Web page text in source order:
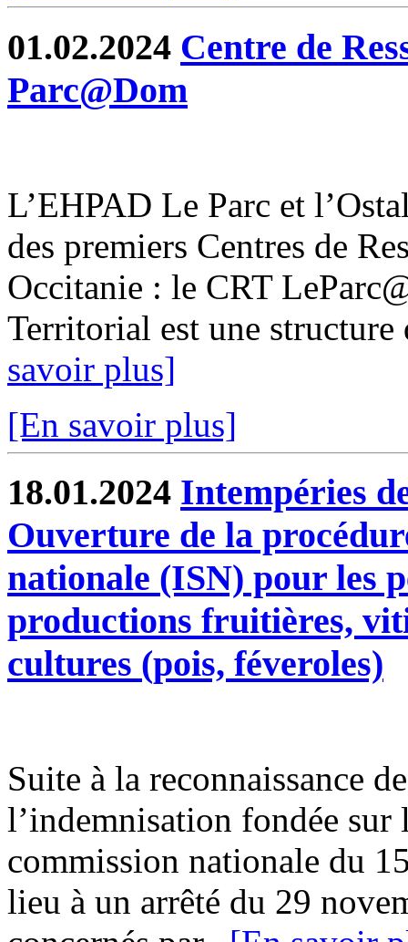
01.02.2024 Centre de
Parc@Dom
L’EHPAD Le Parc et
des premiers Centres de
Occitanie : le CRT
Territorial est une
savoir plus]
[En savoir plus]
18.01.2024 Intempéries
Ouverture de la
nationale (ISN) pour les
productions fruitières,
cultures (pois, féveroles)
Suite à la reconnaissance
l’indemnisation fondée
commission nationale du
lieu à un arrêté du 29